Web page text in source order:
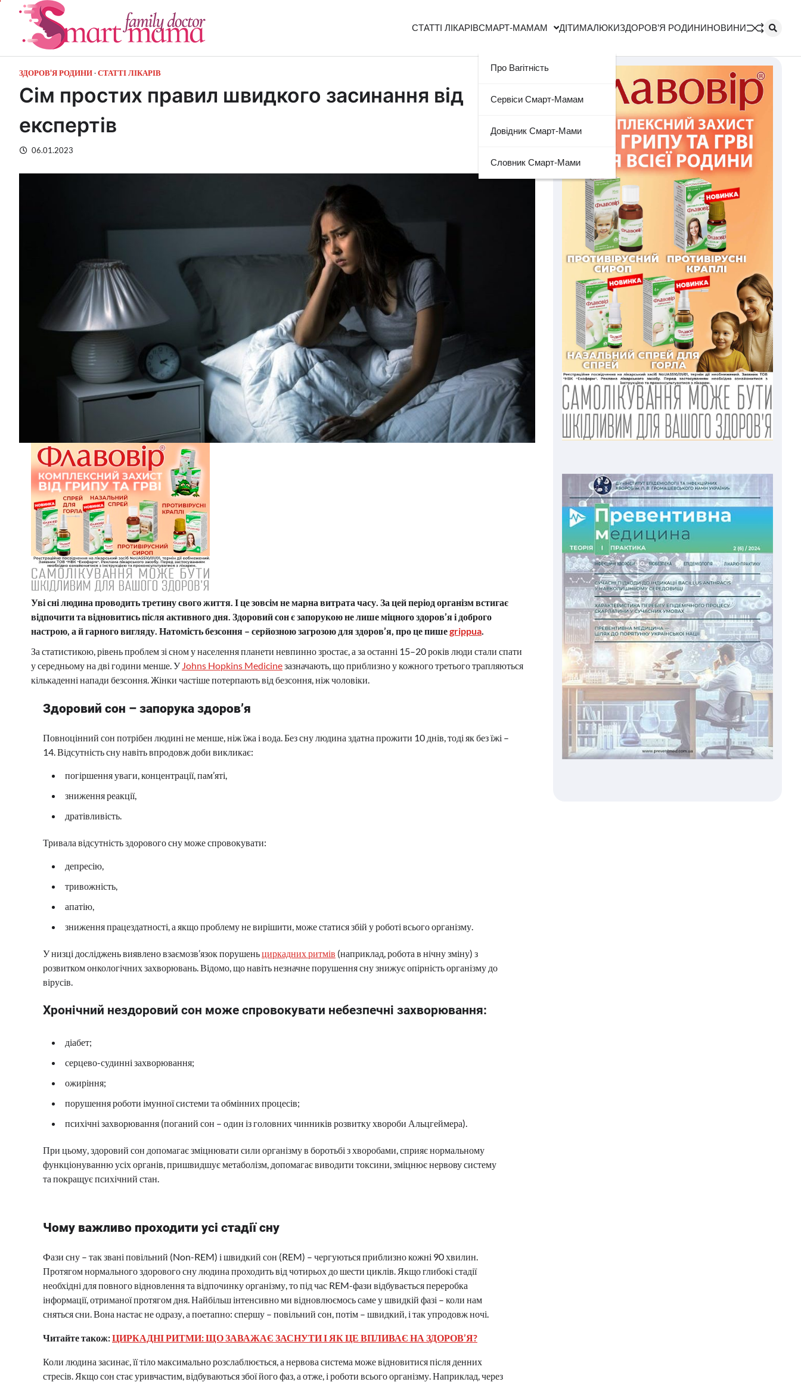
Перейти
СТАТТІ ЛІКАРІВСМАРТ-МАМАМ
Про Вагітність
Сервіси Смарт-Мамам
Довідник Смарт-Мами
Словник Смарт-Мами
ДІТИМАЛЮКИЗДОРОВ’Я РОДИНИНОВИНИ
ЗДОРОВ'Я РОДИНИ СТАТТІ ЛІКАРІВ
Сім простих правил швидкого засинання від
експертів
06.01.2023
Уві сні людина проводить третину свого життя. І це зовсім не марна витрата часу. За цей період організм встигає
відпочити та відновитись після активного дня. Здоровий сон є запорукою не лише міцного здоров’я і доброго
настрою, а й гарного вигляду. Натомість безсоння – серйозною загрозою для здоров’я, про це пишеgrippua.
За статистикою, рівень проблем зі сном у населення планети невпинно зростає, а за останні 15–20 років люди стали спати
у середньому на дві години менше. У Johns Hopkins Medicineзазначають, що приблизно у кожного третього трапляються
кількаденні напади безсоння. Жінки частіше потерпають від безсоння, ніж чоловіки.
Здоровий сон – запорука здоров’я
Повноцінний сон потрібен людині не менше, ніж їжа і вода. Без сну людина здатна прожити 10 днів, тоді як без їжі –
14. Відсутність сну навіть впродовж доби викликає:
погіршення уваги, концентрації, пам’яті,
зниження реакції,
дратівливість.
Тривала відсутність здорового сну може спровокувати:
депресію,
тривожність,
апатію,
зниження працездатності, а якщо проблему не вирішити, може статися збій у роботі всього організму.
У низці досліджень виявлено взаємозв’язок порушеньциркадних ритмів (наприклад, робота в нічну зміну) з
розвитком онкологічних захворювань. Відомо, що навіть незначне порушення сну знижує опірність організму до
вірусів.
Хронічний нездоровий сон може спровокувати небезпечні захворювання:
діабет;
серцево-судинні захворювання;
ожиріння;
порушення роботи імунної системи та обмінних процесів;
психічні захворювання (поганий сон – один із головних чинників розвитку хвороби Альцгеймера).
При цьому, здоровий сон допомагає зміцнювати сили організму в боротьбі з хворобами, сприяє нормальному
функціонуванню усіх органів, пришвидшує метаболізм, допомагає виводити токсини, зміцнює нервову систему
та покращує психічний стан.
Чому важливо проходити усі стадії сну
Фази сну – так звані повільний (Non-REM) і швидкий сон (REM) – чергуються приблизно кожні 90 хвилин.
Протягом нормального здорового сну людина проходить від чотирьох до шести циклів. Якщо глибокі стадії
необхідні для повного відновлення та відпочинку організму, то під час REM-фази відбувається переробка
інформації, отриманої протягом дня. Найбільш інтенсивно ми відновлюємось саме у швидкій фазі – коли нам
сняться сни. Вона настає не одразу, а поетапно: спершу – повільний сон, потім – швидкий, і так упродовж ночі.
Читайте також:ЦИРКАДНІ РИТМИ: ЩО ЗАВАЖАЄ ЗАСНУТИ І ЯК ЦЕ ВПЛИВАЄ НА ЗДОРОВ’Я?
Коли людина засинає, її тіло максимально розслаблюється, а нервова система може відновитися після денних
стресів. Якщо сон стає уривчастим, відбуваються збої його фаз, а отже, і роботи всього організму. Наприклад, через